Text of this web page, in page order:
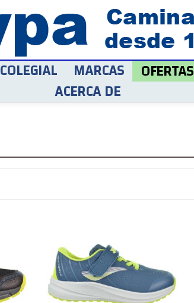
COLEGIAL MARCAS OFERTAS
ACERCA DE